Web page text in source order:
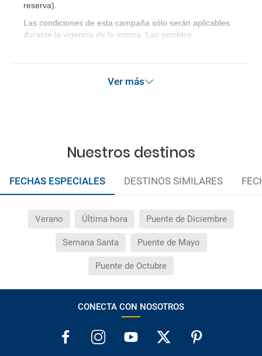
reserva)
Las condiciones de esta campaña sólo serán aplicables
durante la vigencia de la misma. Las posibles
Ver más
Nuestros destinos
FECHAS ESPECIALES DESTINOS SIMILARES
Verano Última hora Puente de Diciembre
Semana Santa Puente de Mayo
Puente de Octubre
CONECTA CON NOSOTROS